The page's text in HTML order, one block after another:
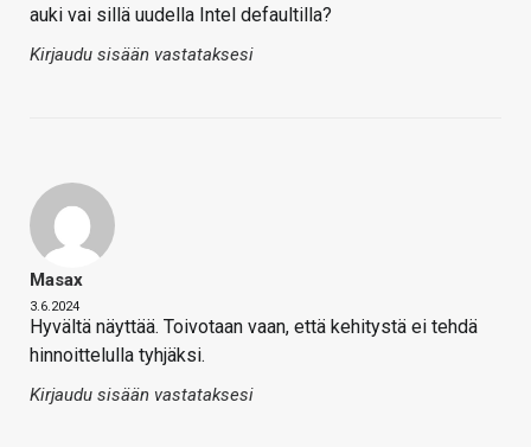
auki vai sillä uudella Intel defaultilla?
Kirjaudu sisään vastataksesi
Masax
3.6.2024
Hyvältä näyttää. Toivotaan vaan, että kehitystä ei tehdä
hinnoittelulla tyhjäksi.
Kirjaudu sisään vastataksesi